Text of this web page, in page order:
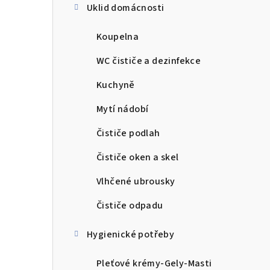
Uklid domácnosti
Koupelna
WC čističe a dezinfekce
Kuchyně
Mytí nádobí
Čističe podlah
Čističe oken a skel
Vlhčené ubrousky
Čističe odpadu
Hygienické potřeby
Pleťové krémy-Gely-Masti